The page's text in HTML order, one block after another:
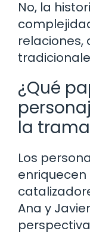
No, la
relaciones,
¿Qué
la
Los
Ana y